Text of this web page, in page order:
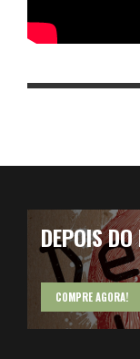
DEPOIS
COMPRE AGORA!